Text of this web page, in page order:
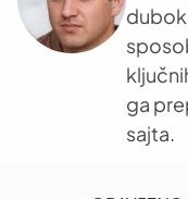
ga
sajta.